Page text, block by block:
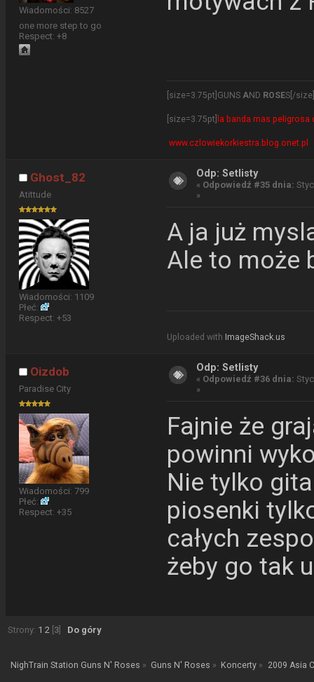
Wiadomości: 8527
one more step to go
Respect:+8
[size=3.75pt]GUNSAND ROSES[/
[size=3.75pt] la banda mas
www.czlowiekorkiestra.blog.onet.pl
Ghost_82
Atittude
Wiadomości: 1109
Płeć:
Respect:+53
Odp: Setlisty
« Odpowiedź #35 dnia:
»
A ja już
Ale to może
Uploaded with ImageShack.us
Oizdob
Paradise City
Wiadomości: 799
Płeć:
Respect:+35
Odp: Setlisty
« Odpowiedź #36 dnia:
»
Fajnie że
powinni
Nie tylko
piosenki
całych
żeby go tak
Strony: 1 2 [3] Do góry
NighTrain Station Guns N' Roses » Guns N' Roses » Koncerty » 2009 Asia